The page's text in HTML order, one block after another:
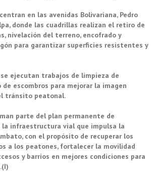
en las avenidas Bolivariana, Pedro
donde las cuadrillas realizan el retiro de
nivelación del terreno, encofrado y
para garantizar superficies resistentes y
ejecutan trabajos de limpieza de
escombros para mejorar la imagen
tránsito peatonal.
parte del plan permanente de
infraestructura vial que impulsa la
con el propósito de recuperar los
a los peatones, fortalecer la movilidad
y barrios en mejores condiciones para